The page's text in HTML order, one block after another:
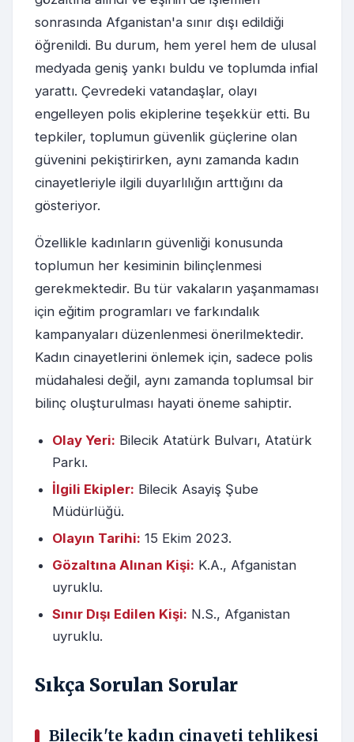
sonrasında Afganistan'a sınır dışı edildiği
öğrenildi. Bu durum, hem yerel hem de ulusal
medyada geniş yankı buldu ve toplumda infial
yarattı. Çevredeki vatandaşlar, olayı
engelleyen polis ekiplerine teşekkür etti. Bu
tepkiler, toplumun güvenlik güçlerine olan
güvenini pekiştirirken, aynı zamanda kadın
cinayetleriyle ilgili duyarlılığın arttığını da
gösteriyor.
Özellikle kadınların güvenliği konusunda
toplumun her kesiminin bilinçlenmesi
gerekmektedir. Bu tür vakaların yaşanmaması
için eğitim programları ve farkındalık
kampanyaları düzenlenmesi önerilmektedir.
Kadın cinayetlerini önlemek için, sadece polis
müdahalesi değil, aynı zamanda toplumsal bir
bilinç oluşturulması hayati öneme sahiptir.
Olay Yeri: Bilecik Atatürk Bulvarı, Atatürk
Parkı.
İlgili Ekipler: Bilecik Asayiş Şube
Müdürlüğü.
Olayın Tarihi: 15 Ekim 2023.
Gözaltına Alınan Kişi: K.A., Afganistan
uyruklu.
Sınır Dışı Edilen Kişi: N.S., Afganistan
uyruklu.
Sıkça Sorulan Sorular
Bilecik'te kadın cinayeti tehlikesi